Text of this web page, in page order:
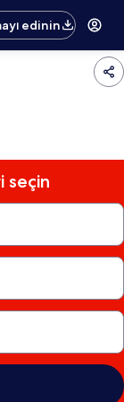
edinin
seçin